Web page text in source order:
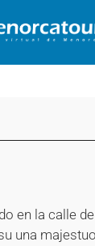
en la calle
una